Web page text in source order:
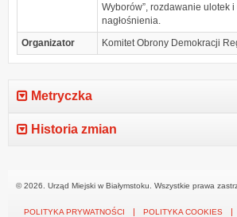
Wyborów”, rozdawanie ulotek
nagłośnienia.
Organizator
Komitet Obrony Demokracji
Metryczka
Historia zmian
© 2026. Urząd Miejski w Białymstoku. Wszystkie prawa
POLITYKA PRYWATNOŚCI POLITYKA COOKIES